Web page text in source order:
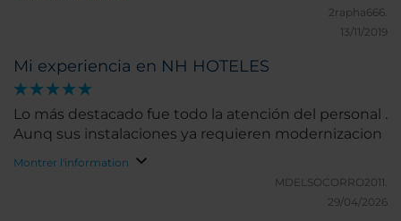
2rapha666.
13/11/2019
Mi experiencia en NH HOTELES
Lo más destacado fue todo la atención del personal .
Aunq sus instalaciones ya requieren modernizacion
Montrer l'information
MDELSOCORRO2011.
29/04/2026